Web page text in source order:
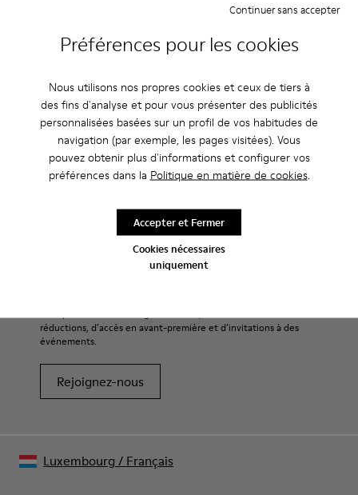
Préférences pour les cookies
Nous utilisons nos propres cookies et ceux de tiers à
des fins d'analyse et pour vous présenter des publicités
personnalisées basées sur un profil de vos habitudes de
navigation (par exemple, les pages visitées). Vous
pouvez obtenir plus d'informations et configurer vos
préférences dans la Politique en matière de cookies.
Cookies nécessaires
uniquement
Continuer sans accepter
Accepter et Fermer
Cette version à l'allure sport incorpore une semelle en
caoutchouc qui recouvre et protège le cuir de la chaussure.
Caracteristiques
Semelle intérieure amovible: grand confort.
Doublure : 60% Cuir de porc - 40% Polyester.
Entretien
Nos chaussures sont confectionnées à partir de matières haut
de gamme soigneusement sélectionnées. L’utilisation de
produits d’entretien adaptés garantira la protection et la
Pour obtenir des instructions détaillées sur l’entretien de
votre paire de chaussures, consultez notreguide d’entretien
Soldes : -10 % supplémentaires
réductions, d’accès en avant-première et d’invitations à des
événements.
Rejoignez-nous
Luxembourg / Français